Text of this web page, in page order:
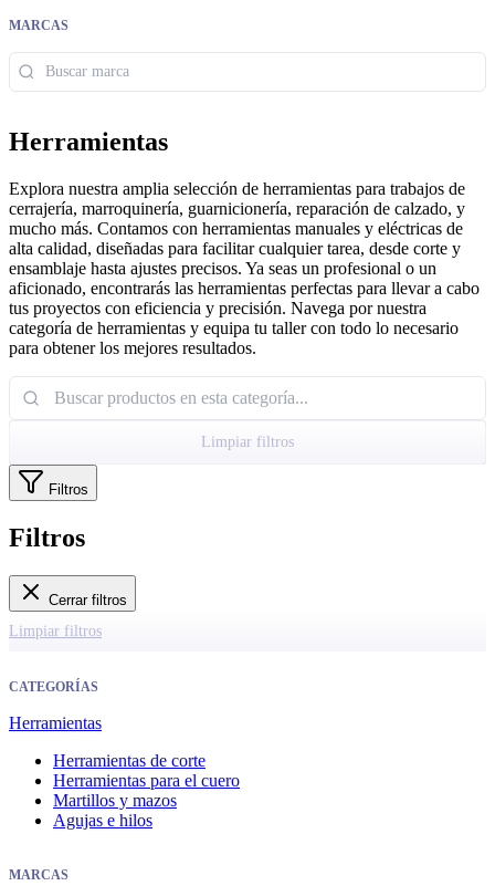
MARCAS
Herramientas
Explora nuestra amplia selección de herramientas para trabajos de
cerrajería, marroquinería, guarnicionería, reparación de calzado, y
mucho más. Contamos con herramientas manuales y eléctricas de
alta calidad, diseñadas para facilitar cualquier tarea, desde corte y
ensamblaje hasta ajustes precisos. Ya seas un profesional o un
aficionado, encontrarás las herramientas perfectas para llevar a cabo
tus proyectos con eficiencia y precisión. Navega por nuestra
categoría de herramientas y equipa tu taller con todo lo necesario
para obtener los mejores resultados.
Limpiar filtros
Filtros
Filtros
Cerrar filtros
Limpiar filtros
CATEGORÍAS
Herramientas
Herramientas de corte
Herramientas para el cuero
Martillos y mazos
Agujas e hilos
MARCAS